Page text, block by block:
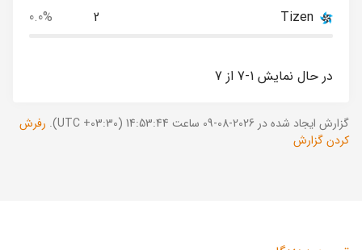
Tizen
2
0.0%
در حال نمایش 1-7 از 7
گزارش ایجاد شده در 2026-08-09 ساعت 14:53:44 (UTC +03:30).
رفرش
کردن گزارش